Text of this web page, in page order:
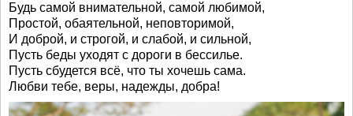
Будь самой внимательной, самой любимой,
Простой, обаятельной, неповторимой,
И доброй, и строгой, и слабой, и сильной,
Пусть беды уходят с дороги в бессилье.
Пусть сбудется всё, что ты хочешь сама.
Любви тебе, веры, надежды, добра!